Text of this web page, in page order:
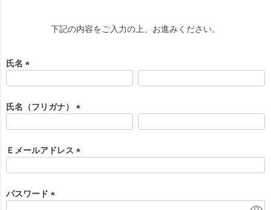
下記の内容をご入力の上、お進みください。
氏名
須
)
氏名（フリガナ）
須
)
Ｅメールアドレス
)
パスワード